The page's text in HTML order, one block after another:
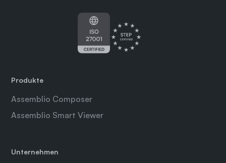
Produkte
Assemblio Composer
Assemblio Smart Viewer
Unternehmen